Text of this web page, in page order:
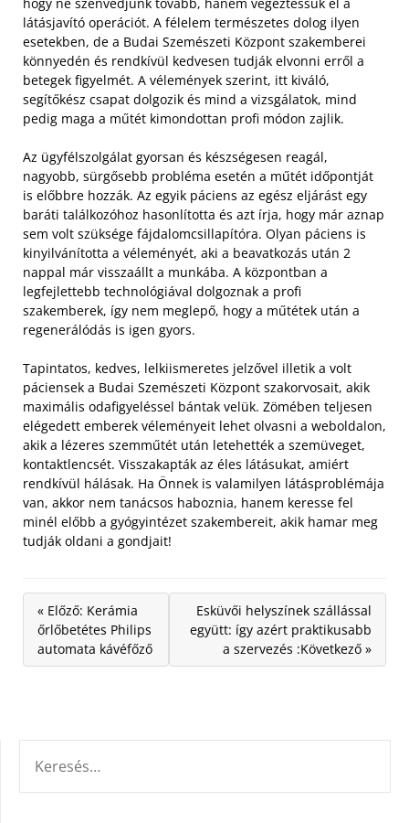
látásjavító operációt. A félelem természetes dolog ilyen
esetekben, de a Budai Szemészeti Központ szakemberei
könnyedén és rendkívül kedvesen tudják elvonni erről a
betegek figyelmét. A vélemények szerint, itt kiváló,
segítőkész csapat dolgozik és mind a vizsgálatok, mind
pedig maga a műtét kimondottan profi módon zajlik.
Az ügyfélszolgálat gyorsan és készségesen reagál,
nagyobb, sürgősebb probléma esetén a műtét időpontját
is előbbre hozzák. Az egyik páciens az egész eljárást egy
baráti találkozóhoz hasonlította és azt írja, hogy már aznap
sem volt szüksége fájdalomcsillapítóra. Olyan páciens is
kinyilvánította a véleményét, aki a beavatkozás után 2
nappal már visszaállt a munkába. A központban a
legfejlettebb technológiával dolgoznak a profi
szakemberek, így nem meglepő, hogy a műtétek után a
regenerálódás is igen gyors.
Tapintatos, kedves, lelkiismeretes jelzővel illetik a volt
páciensek a Budai Szemészeti Központ szakorvosait, akik
maximális odafigyeléssel bántak velük. Zömében teljesen
elégedett emberek véleményeit lehet olvasni a weboldalon,
akik a lézeres szemműtét után letehették a szemüveget,
kontaktlencsét. Visszakapták az éles látásukat, amiért
rendkívül hálásak. Ha Önnek is valamilyen látásproblémája
van, akkor nem tanácsos haboznia, hanem keresse fel
minél előbb a gyógyintézet szakembereit, akik hamar meg
tudják oldani a gondjait!
« Előző: Kerámia
őrlőbetétes Philips
automata kávéfőző
Esküvői helyszínek szállással
együtt: így azért praktikusabb
a szervezés :Következő »